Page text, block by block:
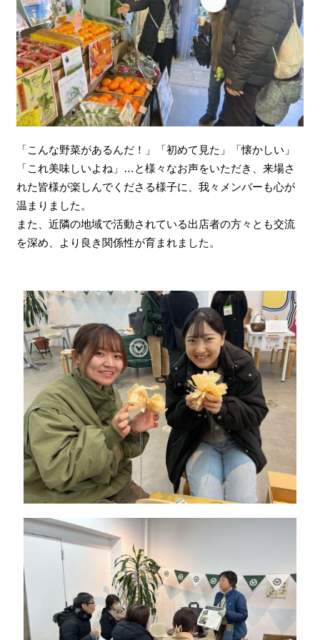
「こんな野菜があるんだ！」「初めて見た」「懐かしい」
「これ美味しいよね」…と様々なお声をいただき、来場さ
れた皆様が楽しんでくださる様子に、我々メンバーも心が
温まりました。
また、近隣の地域で活動されている出店者の方々とも交流
を深め、より良き関係性が育まれました。